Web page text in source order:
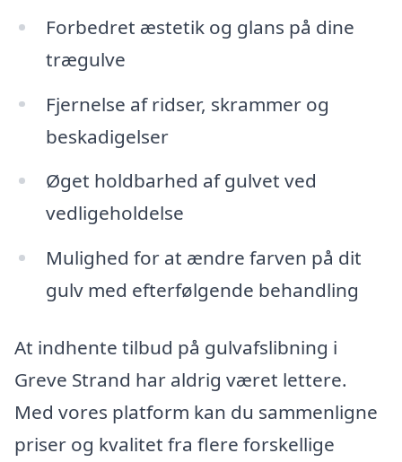
Forbedret æstetik og glans på dine
trægulve
Fjernelse af ridser, skrammer og
beskadigelser
Øget holdbarhed af gulvet ved
vedligeholdelse
Mulighed for at ændre farven på dit
gulv med efterfølgende behandling
At indhente tilbud på gulvafslibning i
Greve Strand har aldrig været lettere.
Med vores platform kan du sammenligne
priser og kvalitet fra flere forskellige